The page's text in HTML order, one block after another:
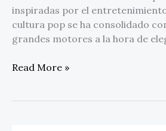
inspiradas por el
cultura pop se ha consolidado
grandes motores a la hora de
Read More »